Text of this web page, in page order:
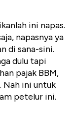
ini napas.
napasnya ya
di sana-sini.
dulu tapi
pajak BBM,
Nah ini untuk
petelur ini.